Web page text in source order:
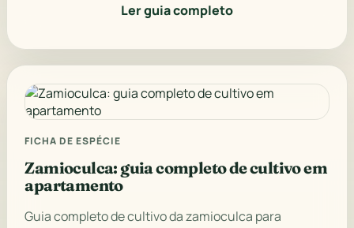
Ler guia completo
FICHA DE ESPÉCIE
Zamioculca: guia completo de cultivo em
apartamento
Guia completo de cultivo da zamioculca para